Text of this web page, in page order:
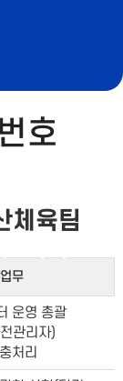
호
체육팀
무
운영 총괄
관리자)
처리